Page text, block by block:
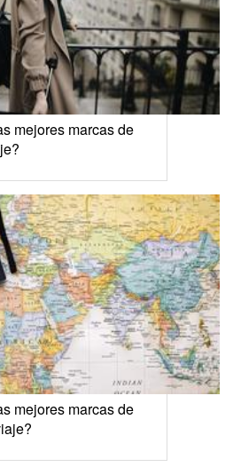
mejores marcas de
mejores marcas de